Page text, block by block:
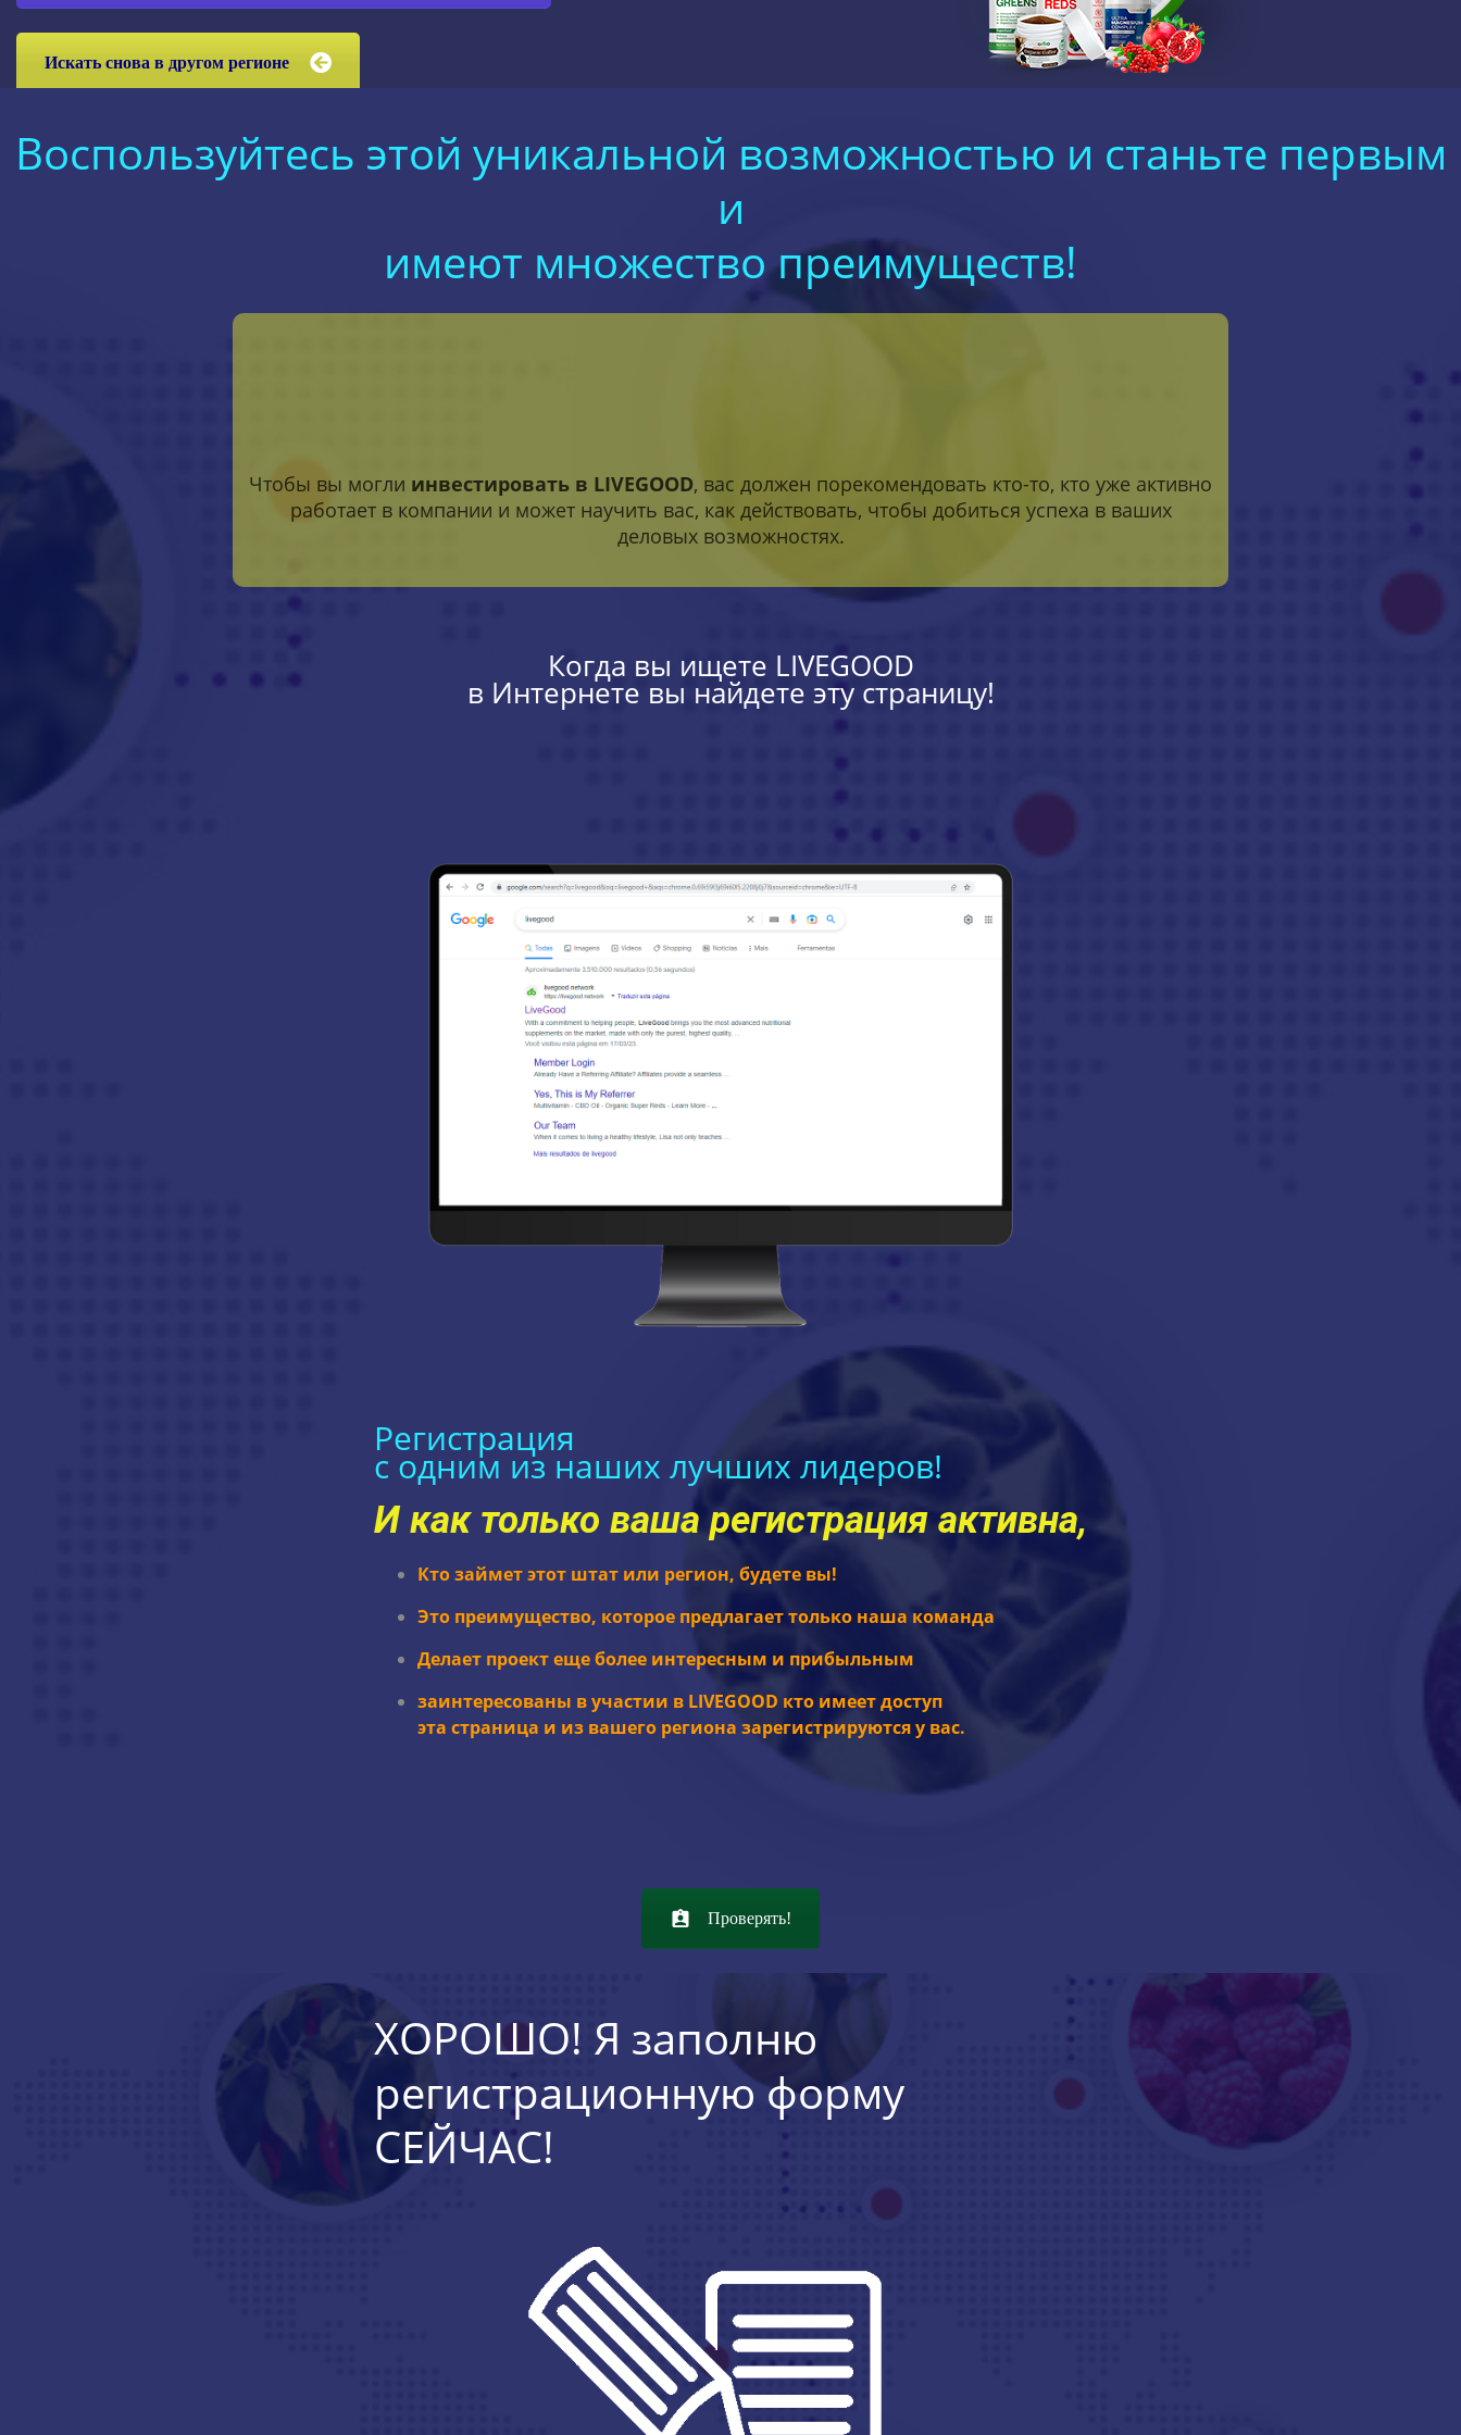
Искать снова в другом регионе
Воспользуйтесь этой уникальной возможностью и станьте первым
и
имеют множество преимуществ!
Чтобы вы могли инвестировать в LIVEGOOD, вас должен порекомендовать кто-то, кто уже активно
работает в компании и может научить вас, как действовать, чтобы добиться успеха в ваших
деловых возможностях.
Когда вы ищете LIVEGOOD
в Интернете вы найдете эту страницу!
Регистрация
с одним из наших лучших лидеров!
И как только ваша регистрация активна,
Кто займет этот штат или регион, будете вы!
Это преимущество, которое предлагает только наша команда
Делает проект еще более интересным и прибыльным
заинтересованы в участии в LIVEGOOD кто имеет доступ
эта страница и из вашего региона зарегистрируются у вас.
Проверять!
ХОРОШО! Я заполню
регистрационную форму
СЕЙЧАС!
ЗАРЕГИСТРИРУЙТЕС